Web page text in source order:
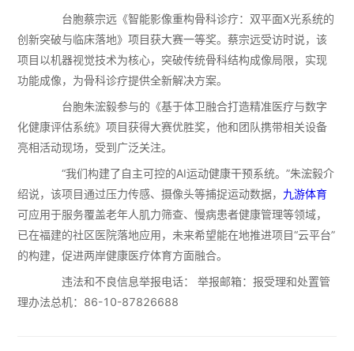
台胞蔡宗远《智能影像重构骨科诊疗：双平面X光系统的
创新突破与临床落地》项目获大赛一等奖。蔡宗远受访时说，该
项目以机器视觉技术为核心，突破传统骨科结构成像局限，实现
功能成像，为骨科诊疗提供全新解决方案。
台胞朱浤毅参与的《基于体卫融合打造精准医疗与数字
化健康评估系统》项目获得大赛优胜奖，他和团队携带相关设备
亮相活动现场，受到广泛关注。
“我们构建了自主可控的AI运动健康干预系统。”朱浤毅介
绍说，该项目通过压力传感、摄像头等捕捉运动数据， 九游体育
可应用于服务覆盖老年人肌力筛查、慢病患者健康管理等领域，
已在福建的社区医院落地应用，未来希望能在地推进项目“云平台”
的构建，促进两岸健康医疗体育方面融合。
违法和不良信息举报电话： 举报邮箱：报受理和处置管
理办法总机：86-10-87826688